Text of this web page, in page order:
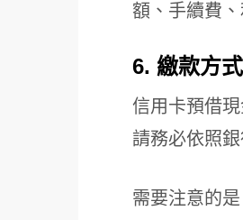
額、手續費
6. 繳款方
信用卡預借
請務必依照
需要注意的